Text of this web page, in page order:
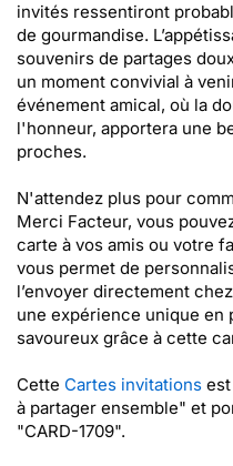
invités ressentiront
de gourmandise.
souvenirs de partages
un moment convivial à
événement amical, où la
l'honneur, apportera une
proches.
N'attendez plus pour
Merci Facteur, vous
carte à vos amis ou votre
vous permet de
l’envoyer directement
une expérience unique en
savoureux grâce à cette
Cette Cartes invitations
à partager ensemble" et
"CARD-1709".